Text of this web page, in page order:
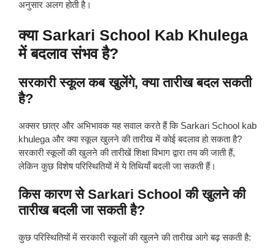
अनुसार अलग होती है।
क्या Sarkari School Kab Khulega
में बदलाव संभव है?
सरकारी स्कूल कब खुलेंगे, क्या तारीख बदल सकती
है?
अक्सर छात्र और अभिभावक यह सवाल करते हैं कि Sarkari School kab
khulega और क्या स्कूल खुलने की तारीख में कोई बदलाव हो सकता है?
सरकारी स्कूलों की खुलने की तारीखें शिक्षा विभाग द्वारा तय की जाती हैं,
लेकिन कुछ विशेष परिस्थितियों में ये तिथियाँ बदली जा सकती हैं।
किस कारण से Sarkari School की खुलने की
तारीख बदली जा सकती है?
कुछ परिस्थितियों में सरकारी स्कूलों की खुलने की तारीख आगे बढ़ सकती है: